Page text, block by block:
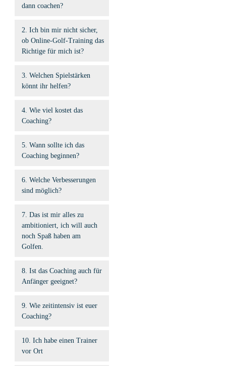
dann coachen?
2. Ich bin mir nicht sicher,
ob Online-Golf-Training das
Richtige für mich ist?
3. Welchen Spielstärken
könnt ihr helfen?
4. Wie viel kostet das
Coaching?
5. Wann sollte ich das
Coaching beginnen?
6. Welche Verbesserungen
sind möglich?
7. Das ist mir alles zu
ambitioniert, ich will auch
noch Spaß haben am
Golfen.
8. Ist das Coaching auch für
Anfänger geeignet?
9. Wie zeitintensiv ist euer
Coaching?
10. Ich habe einen Trainer
vor Ort